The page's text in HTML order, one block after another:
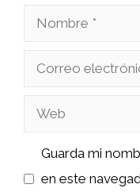
Nombre
Correo
Web
Guarda mi
en este